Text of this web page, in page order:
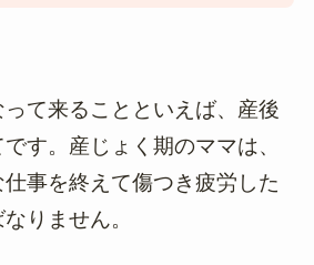
て来ることといえば、産後
す。産じょく期のママは、
事を終えて傷つき疲労した
りません。